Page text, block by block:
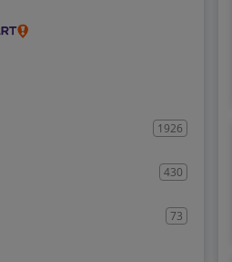
1926
430
73